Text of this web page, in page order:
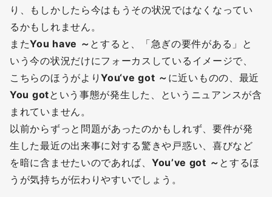
り、もしかしたら今はもうその状況ではなくなってい
るかもしれません。
またYou have ～ とすると、「急ぎの要件がある」と
いう今の状況だけにフォーカスしているイメージで、
こちらのほうがよりYou‘ve got ～ に近いものの、最近
You gotという事態が発生した、というニュアンスが含
まれていません。
以前からずっと問題があったのかもしれず、要件が発
生した最近の出来事に対する驚きや戸惑い、喜びなど
を暗に含ませたいのであれば、 You’ve got ～ とするほ
うが気持ちが伝わりやすいでしょう。